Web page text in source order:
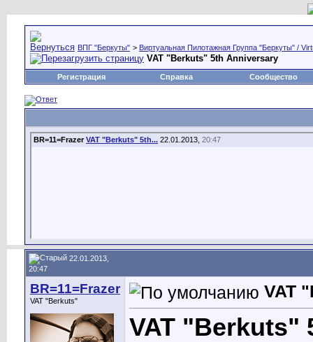
ВПГ "Беркуты" > Виртуальная Пилотажная Группа "Беркуты" /
VAT "Berkuts" 5th Anniversary
Регистрация Справка Сообщество
BR=11=Frazer VAT "Berkuts" 5th... 22.01.2013, 20:47
22.01.2013,
20:47
BR=11=Frazer
VAT "Berkuts" VAT
VAT "Berkuts"